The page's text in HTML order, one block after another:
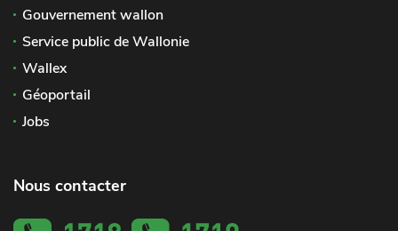
Gouvernement wallon
Service public de Wallonie
Wallex
Géoportail
Jobs
Nous contacter